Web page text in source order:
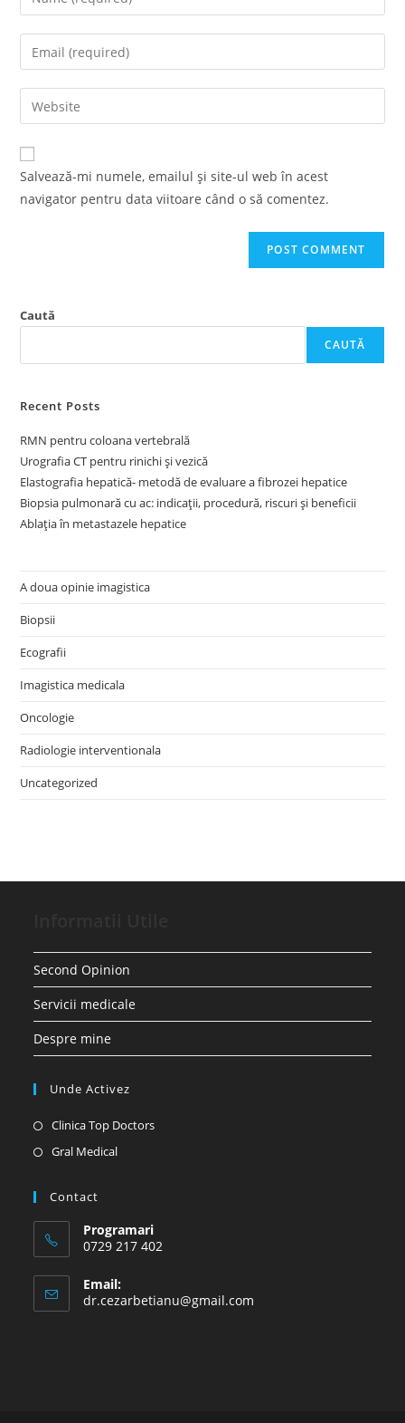
your
name
comment
Enter
your
email
address
comment
Enter
your
website
URL
Salvează-mi numele, emailul și site-ul web în acest
navigator pentru data viitoare când o să comentez.
Caută
CAUTĂ
Recent Posts
RMN pentru coloana vertebrală
Urografia CT pentru rinichi și vezică
Elastografia hepatică- metodă de evaluare a fibrozei hepatice
Biopsia pulmonară cu ac: indicații, procedură, riscuri și beneficii
Ablația în metastazele hepatice
A doua opinie imagistica
Biopsii
Ecografii
Imagistica medicala
Oncologie
Radiologie interventionala
Uncategorized
Second Opinion
Servicii medicale
Despre mine
Unde Activez
Clinica Top DoctorsOpens
Gral MedicalOpens
tab
Contact
Programari
0729 217 402
Email:
dr.cezarbetianu@gmail.com